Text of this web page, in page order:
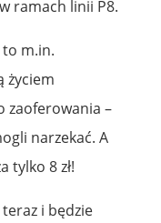
ramach linii P8.
to m.in.
życiem
zaoferowania –
narzekać. A
tylko 8 zł!
i będzie